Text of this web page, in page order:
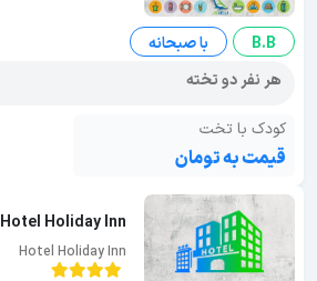
B.B
با صبحانه
هر نفر دو تخته
کودک با تخت
قیمت به تومان
Hotel Holiday Inn
Hotel Holiday Inn